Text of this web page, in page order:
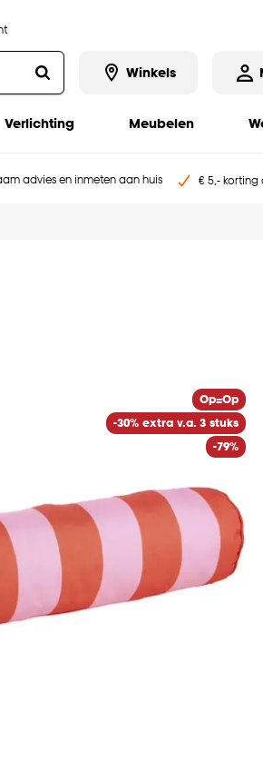
Winkels
Verlichting Meubelen
advies en inmeten aan huis € 5,- korting
Op=Op
-30% extra v.a. 3 stuks
-79%